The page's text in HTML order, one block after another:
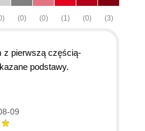
(3)
(0)
(1)
(0)
(0)
z pierwszą częścią-
podstawy.
09